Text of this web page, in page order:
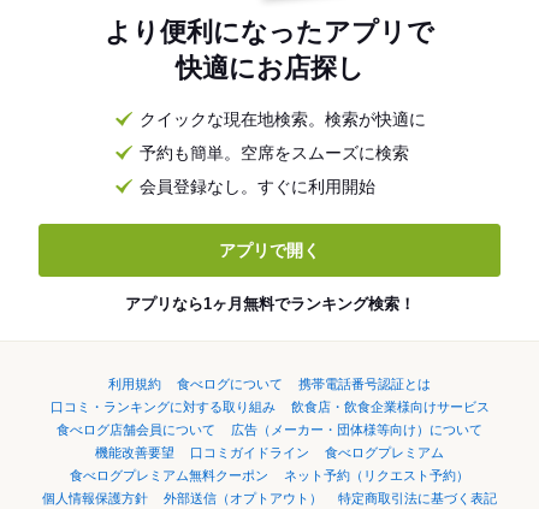
より便利になったアプリで
快適にお店探し
クイックな現在地検索。検索が快適に
予約も簡単。空席をスムーズに検索
会員登録なし。すぐに利用開始
アプリで開く
アプリなら1ヶ月無料でランキング検索！
利用規約 食べログについて
携帯電話番号認証とは
口コミ・ランキングに対する取り組み
飲食店・飲食企業様向けサービス
食べログ店舗会員について
広告（メーカー・団体様等向け）について
機能改善要望
口コミガイドライン
食べログプレミアム
食べログプレミアム無料クーポン
ネット予約（リクエスト予約）
個人情報保護方針
外部送信（オプトアウト） 特定商取引法に基づく表記